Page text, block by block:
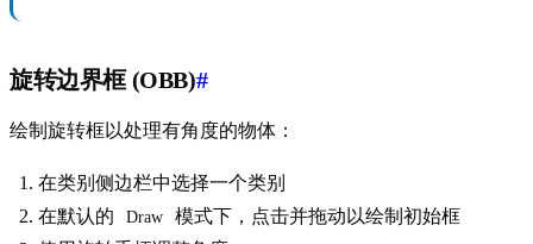
旋转边界框 (OBB)#
绘制旋转框以处理有角度的物体：
在类别侧边栏中选择一个类别
在默认的
Draw
模式下，点击并拖动以绘制初始框